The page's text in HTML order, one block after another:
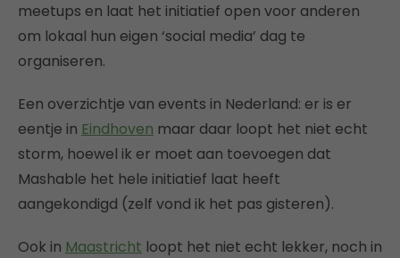
meetups en laat het initiatief open voor anderen
om lokaal hun eigen ‘social media’ dag te
organiseren.
Een overzichtje van events in Nederland: er is er
eentje in Eindhoven maar daar loopt het niet echt
storm, hoewel ik er moet aan toevoegen dat
Mashable het hele initiatief laat heeft
aangekondigd (zelf vond ik het pas gisteren).
Ook in Maastricht loopt het niet echt lekker, noch in